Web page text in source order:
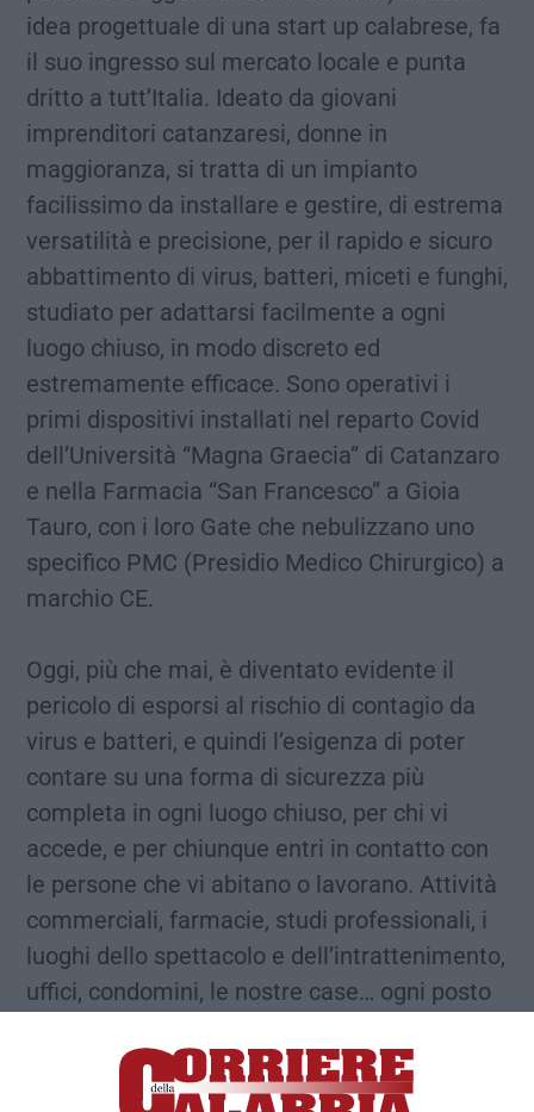
idea progettuale di una start up calabrese, fa
il suo ingresso sul mercato locale e punta
dritto a tutt’Italia. Ideato da giovani
imprenditori catanzaresi, donne in
maggioranza, si tratta di un impianto
facilissimo da installare e gestire, di estrema
versatilità e precisione, per il rapido e sicuro
abbattimento di virus, batteri, miceti e funghi,
studiato per adattarsi facilmente a ogni
luogo chiuso, in modo discreto ed
estremamente efficace. Sono operativi i
primi dispositivi installati nel reparto Covid
dell’Università “Magna Graecia” di Catanzaro
e nella Farmacia “San Francesco” a Gioia
Tauro, con i loro Gate che nebulizzano uno
specifico PMC (Presidio Medico Chirurgico) a
marchio CE.
Oggi, più che mai, è diventato evidente il
pericolo di esporsi al rischio di contagio da
virus e batteri, e quindi l’esigenza di poter
contare su una forma di sicurezza più
completa in ogni luogo chiuso, per chi vi
accede, e per chiunque entri in contatto con
le persone che vi abitano o lavorano. Attività
commerciali, farmacie, studi professionali, i
luoghi dello spettacolo e dell’intrattenimento,
uffici, condomini, le nostre case… ogni posto
dispositivo di nebulizzazione, sanificante e
igienizzante, di estrema versatilità e